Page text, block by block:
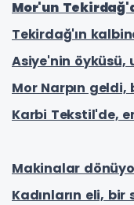
Mor'un
Tekirdağ'ın
Asiye'nin öyküsü,
Mor Narpın geldi,
Karbi Tekstil'de,
Makinalar
Kadınların eli,